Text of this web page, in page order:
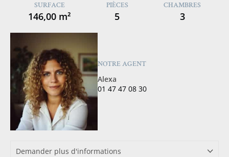
SURFACE
146,00 m²
PIÈCES
5
CHAMBRES
3
NOTRE AGENT
Alexa
01 47 47 08 30
Demander plus d'informations